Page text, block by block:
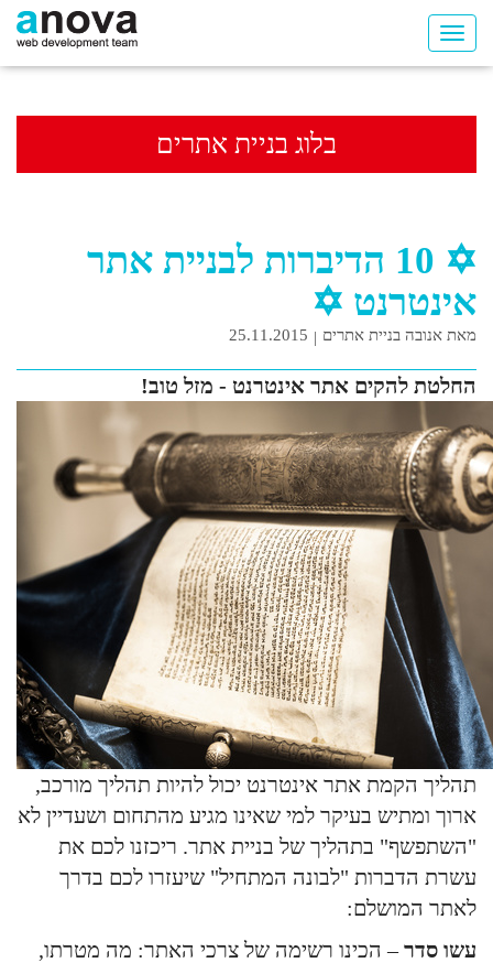
בלוג בניית אתרים
✡️ 10 הדיברות לבניית אתר
אינטרנט ✡️
מאת אנובה בניית אתרים 25.11.2015
החלטת להקים אתר אינטרנט - מזל טוב!
תהליך הקמת אתר אינטרנט יכול להיות תהליך מורכב,
ארוך ומתיש בעיקר למי שאינו מגיע מהתחום ושעדיין לא
"השתפשף" בתהליך של בניית אתר. ריכזנו לכם את
עשרת הדברות "לבונה המתחיל" שיעזרו לכם בדרך
לאתר המושלם:
עשו סדר– הכינו רשימה של צרכי האתר: מה מטרתו,